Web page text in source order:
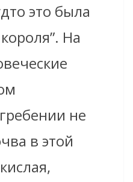
это была
На
не
в этой